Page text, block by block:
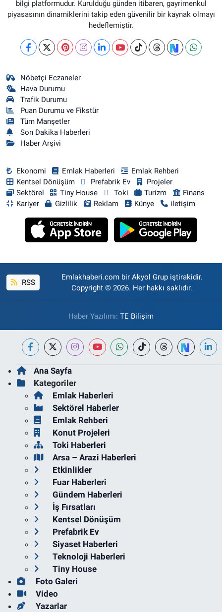
bilgi platformudur. Kurulduğu günden itibaren, gayrimenkul
piyasasının dinamiklerini takip eden güvenilir bir kaynak olmayı
hedeflemiştir.
Nöbetçi Eczaneler
Hava Durumu
Trafik Durumu
Puan Durumu ve Fikstür
Tüm Manşetler
Son Dakika Haberleri
Haber Arşivi
Ekonomi Emlak Haberleri
Emlak Rehberi
Kentsel Dönüşüm
Prefabrik Ev
Projeler
Sektörel
Tiny House Toki Turizm
Finans
Kariyer
Gizlilik Reklam Künye iletişim
RSS
Emlakhaberi.com bir Akyol Grup iştirakidir.
Copyright © 2026. Her hakkı saklıdır.
Haber Yazılımı: TE Bilişim
Ana Sayfa
Kategoriler
Emlak Haberleri
Sektörel Haberler
Emlak Rehberi
Konut Projeleri
Toki Haberleri
Arsa – Arazi Haberleri
Etkinlikler
Fuar Haberleri
Gündem Haberleri
İş Fırsatları
Kentsel Dönüşüm
Prefabrik Ev
Siyaset Haberleri
Teknoloji Haberleri
Tiny House
Foto Galeri
Video
Yazarlar